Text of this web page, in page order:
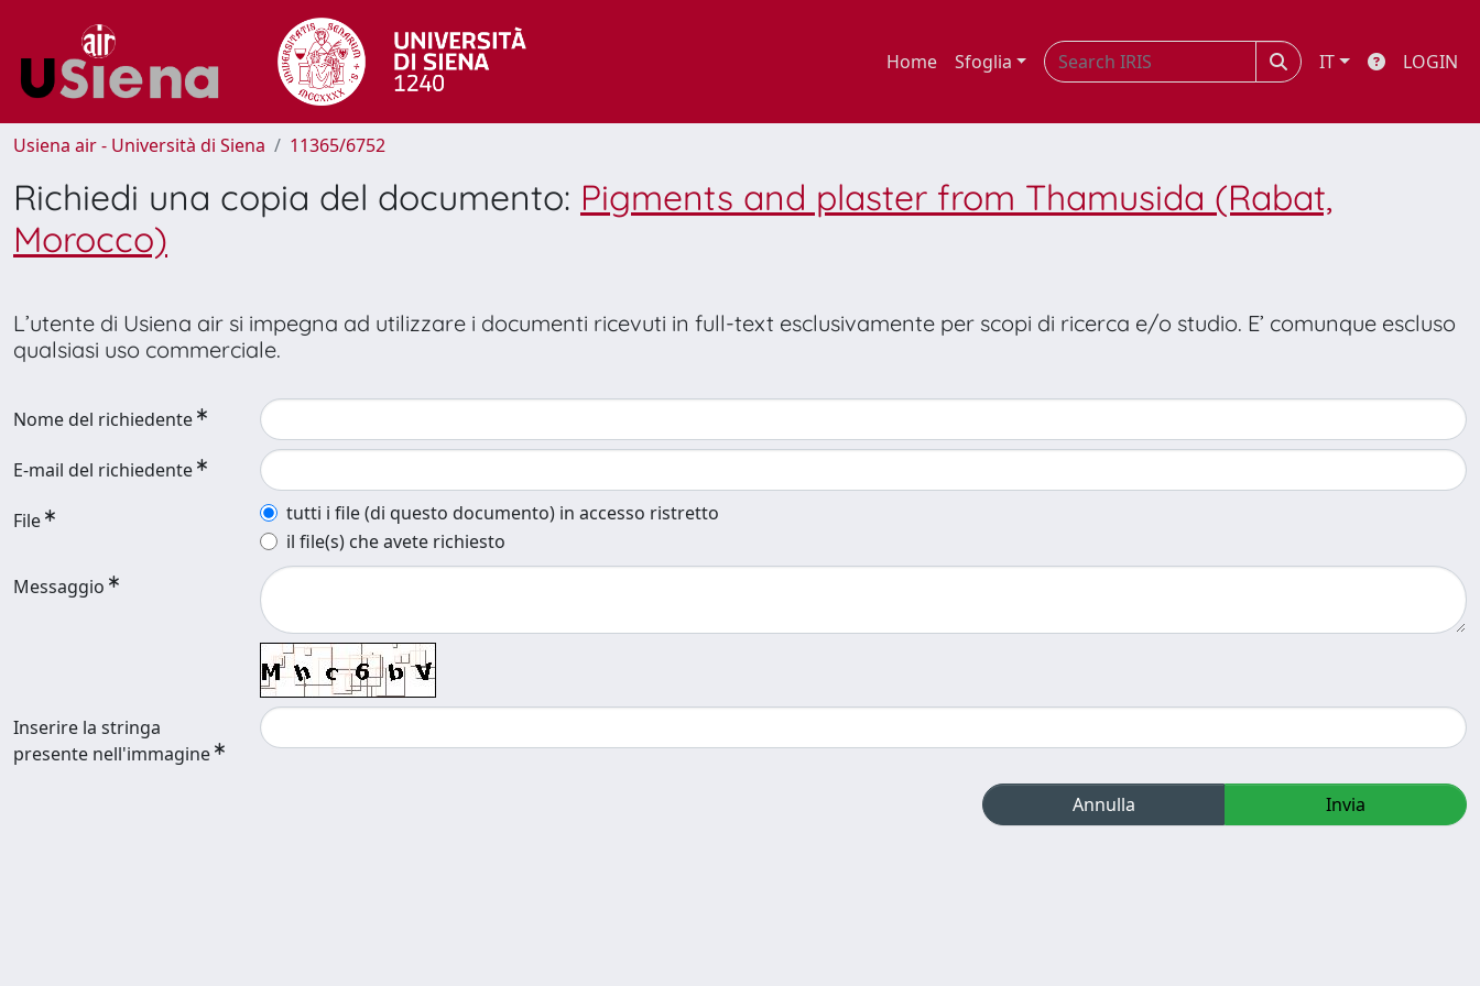
Home Sfoglia IT LOGIN
Usiena air - Università di Siena 11365/6752
Richiedi una copia del documento: Pigments and plaster from Thamusida (Rabat,
Morocco)
L’utente di Usiena air si impegna ad utilizzare i documenti ricevuti in full-text esclusivamente per scopi di ricerca e/o studio. E’ comunque escluso
qualsiasi uso commerciale.
Nome del richiedente
E-mail del richiedente
File
tutti i file (di questo documento) in accesso ristretto
il file(s) che avete richiesto
Messaggio
Inserire la stringa
presente nell'immagine
Annulla Invia